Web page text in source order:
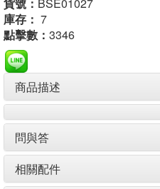
庫存： 7
點擊數： 3346
商品描述
問與答
相關配件